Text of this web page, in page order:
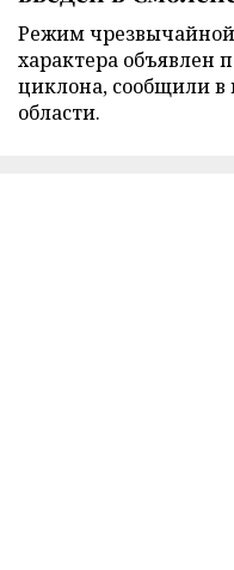
Режим
характера объявлен
циклона, сообщили в
области.